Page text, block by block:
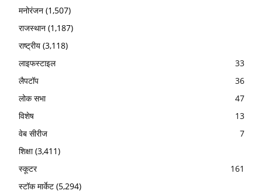
मनोरंजन (1,507)
राजस्थान (1,187)
राष्ट्रीय (3,118)
लाइफस्टाइल
33
लैपटॉप
36
लोक सभा
47
विशेष
13
वेब सीरीज
7
शिक्षा(3,411)
स्कूटर
161
स्टॉक मार्केट (5,294)